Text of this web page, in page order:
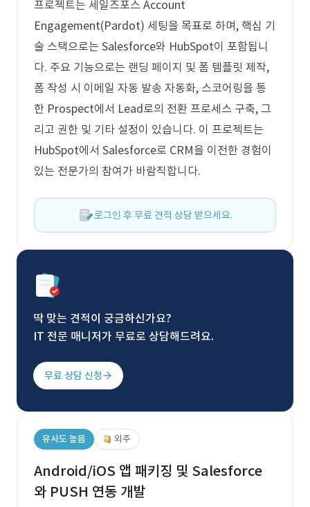
프로젝트는 세일즈포스 Account
Engagement(Pardot) 세팅을 목표로 하며, 핵심 기
술 스택으로는 Salesforce와 HubSpot이 포함됩니
다. 주요 기능으로는 랜딩 페이지 및 폼 템플릿 제작,
폼 작성 시 이메일 자동 발송 자동화, 스코어링을 통
한 Prospect에서 Lead로의 전환 프로세스 구축, 그
리고 권한 및 기타 설정이 있습니다. 이 프로젝트는
HubSpot에서 Salesforce로 CRM을 이전한 경험이
있는 전문가의 참여가 바람직합니다.
로그인 후 무료 견적 상담 받으세요.
딱 맞는 견적이 궁금하신가요?
IT 전문 매니저가 무료로 상담해드려요.
무료 상담 신청
유사도 높음 외주
Android/iOS 앱 패키징 및 Salesforce
와 PUSH 연동 개발